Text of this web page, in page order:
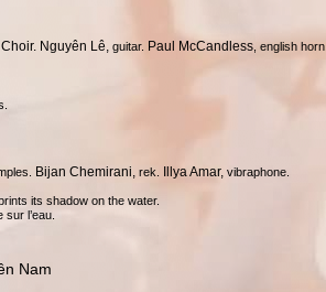
Nguyên Lê, guitar. Paul McCandless , english horn.
Bijan Chemirani, rek. Illya Amar, vibraphone.
its shadow on the water.
l’eau.
Nam